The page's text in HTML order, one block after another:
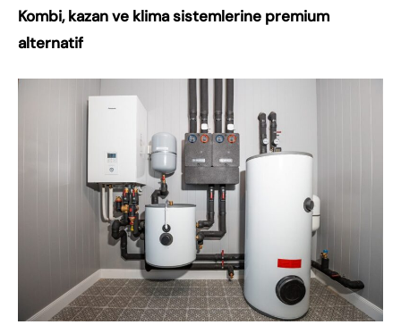
Kombi, kazan ve klima sistemlerine premium
alternatif